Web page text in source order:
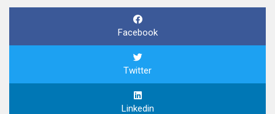
Facebook
Twitter
Linkedin